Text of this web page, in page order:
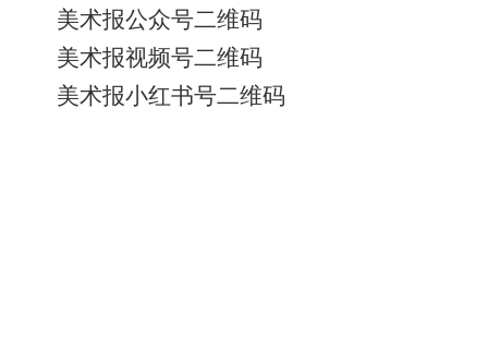
美术报公众号二维码
美术报视频号二维码
美术报小红书号二维码